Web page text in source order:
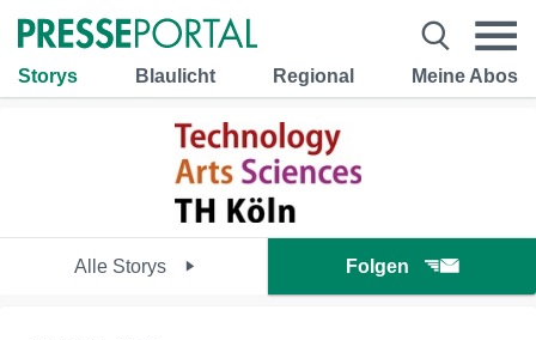
Storys Blaulicht Regional Meine Abos
Alle Storys Folgen